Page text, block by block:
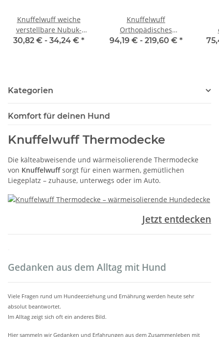
Knuffelwuff weiche
verstellbare Nubuk-
Echtleder Hundeleine
30,82 € - 34,24 € *
Knuffelwuff
Orthopädisches
Hundebett aus Laser
94,19 € - 219,60 € *
Kategorien
Komfort für deinen Hund
Knuffelwuff Thermodecke
Die kälteabweisende und wärmeisolierende Thermodecke
von Knuffelwuffsorgt für einen warmen, gemütlichen
Liegeplatz – zuhause, unterwegs oder im Auto.
Jetzt entdecken
Gedanken aus dem Alltag mit Hund
Viele Fragen rund um Hundeerziehung und Ernährung werden heute sehr
absolut beantwortet.
Im Alltag zeigt sich oft ein anderes Bild.
Hier sammeln wir Gedanken und Erfahrungen aus dem Zusammenleben mit